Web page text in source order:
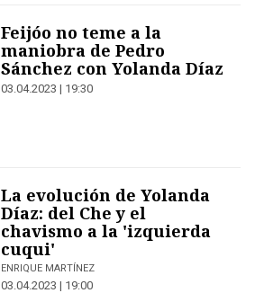
Feijóo no teme a la
maniobra de Pedro
Sánchez con Yolanda Díaz
03.04.2023 | 19:30
La evolución de Yolanda
Díaz: del Che y el
chavismo a la 'izquierda
cuqui'
ENRIQUE MARTÍNEZ
03.04.2023 | 19:00